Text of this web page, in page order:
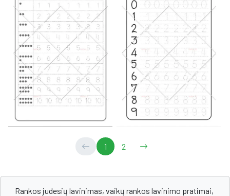
1 2
Rankos judesių lavinimas, vaikų rankos lavinimo pratimai,